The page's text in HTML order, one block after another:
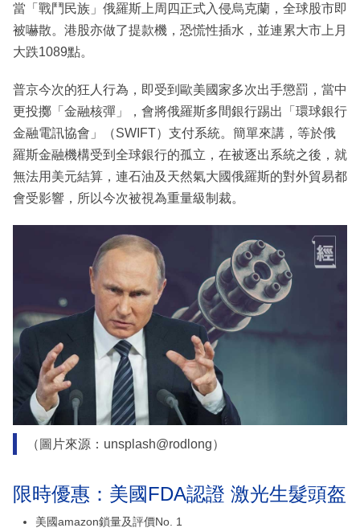
當「戰鬥民族」俄羅斯上周四正式入侵烏克蘭，全球股市即
被嚇散。港股亦做了提款機，恐慌性插水，並連累大市上月
大跌1089點。
普京今次的狂人行為，即受到歐美國家多次出手懲罰，當中
更投擲「金融核彈」，會將俄羅斯多間銀行踢出「環球銀行
金融電訊協會」（SWIFT）支付系統。簡單來講，等於俄
羅斯金融機構受到全球銀行的孤立，在被逐出系統之後，就
無法用美元結算，連石油及天然氣大國俄羅斯的對外貿易都
會受影響，所以今次被視為重量級制裁。
（圖片來源：unsplash@rodlong）
限時優惠：美國FDA認證 激光生髮頭盔
美國amazon鎖量及評價No. 1